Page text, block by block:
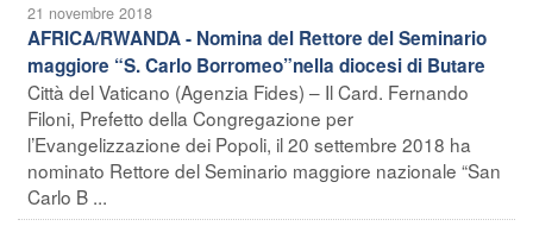
21 novembre 2018
AFRICA/RWANDA - Nomina del Rettore del Seminario
maggiore “S. Carlo Borromeo”nella diocesi di Butare
Città del Vaticano (Agenzia Fides) – Il Card. Fernando
Filoni, Prefetto della Congregazione per
l’Evangelizzazione dei Popoli, il 20 settembre 2018 ha
nominato Rettore del Seminario maggiore nazionale “San
Carlo B ...